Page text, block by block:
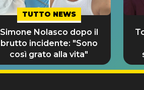
TUTTO NEWS
Simone Nolasco dopo il
brutto incidente: "Sono
così grato alla vita"